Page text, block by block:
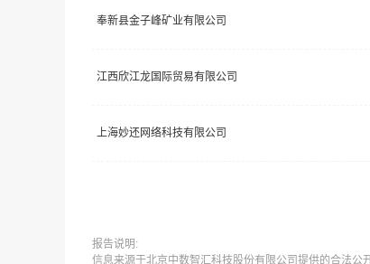
奉新县金子峰矿业有限公司
江西欣江龙国际贸易有限公司
上海妙还网络科技有限公司
报告说明:
信息来源于北京中数智汇科技股份有限公司提供的合法